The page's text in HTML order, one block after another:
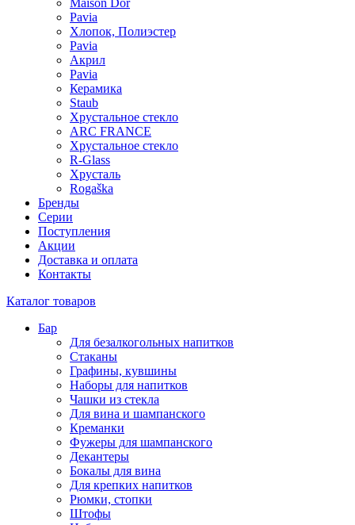
Maison Dor
Pavia
Хлопок, Полиэстер
Pavia
Акрил
Pavia
Керамика
Staub
Хрустальное стекло
ARC FRANCE
Хрустальное стекло
R-Glass
Хрусталь
Rogaška
Бренды
Серии
Поступления
Акции
Доставка и оплата
Контакты
Каталог товаров
Бар
Для безалкогольных напитков
Стаканы
Графины, кувшины
Наборы для напитков
Чашки из стекла
Для вина и шампанского
Креманки
Фужеры для шампанского
Декантеры
Бокалы для вина
Для крепких напитков
Рюмки, стопки
Штофы